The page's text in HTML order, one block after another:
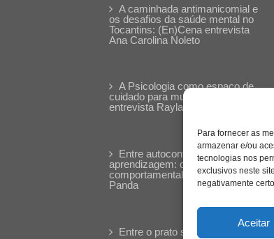
Para fornecer as
armazenar e/ou
tecnologias nos
exclusivos neste
negativamente
Aceitar
A caminhada antimanicomial e
os desafios da saúde mental no
Tocantins: (En)Cena entrevista
Ana Carolina Noleto
A Psicologia como espaço de
cuidado para mulheres: (En)Cena
entrevista Rayla Soares
Entre autocontrole e
aprendizagem: o desenvolvimento
comportamental em Kung Fu
Panda
Entre o prato saudável e o